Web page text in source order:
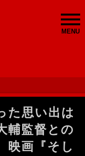
MENU
た思い出は
輔監督との
画『そし